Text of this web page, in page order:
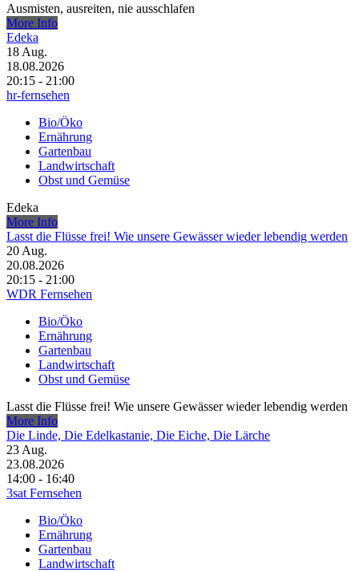
Ausmisten, ausreiten, nie ausschlafen
More Info
Edeka
18 Aug.
18.08.2026
20:15 - 21:00
hr-fernsehen
Bio/Öko
Ernährung
Gartenbau
Landwirtschaft
Obst und Gemüse
Edeka
More Info
Lasst die Flüsse frei! Wie unsere Gewässer wieder lebendig werden
20 Aug.
20.08.2026
20:15 - 21:00
WDR Fernsehen
Bio/Öko
Ernährung
Gartenbau
Landwirtschaft
Obst und Gemüse
Lasst die Flüsse frei! Wie unsere Gewässer wieder lebendig werden
More Info
Die Linde, Die Edelkastanie, Die Eiche, Die Lärche
23 Aug.
23.08.2026
14:00 - 16:40
3sat Fernsehen
Bio/Öko
Ernährung
Gartenbau
Landwirtschaft